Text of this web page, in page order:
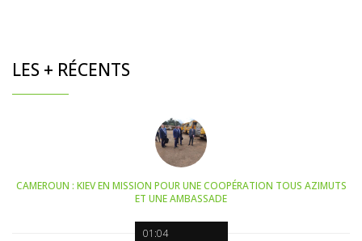
LES + RÉCENTS
01:04
CAMEROUN : KIEV EN MISSION POUR UNE COOPÉRATION TOUS AZIMUTS
ET UNE AMBASSADE